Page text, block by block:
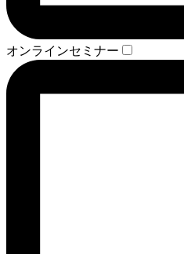
オンラインセミナー